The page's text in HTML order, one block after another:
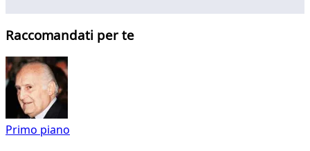
Raccomandati per te
Primo piano